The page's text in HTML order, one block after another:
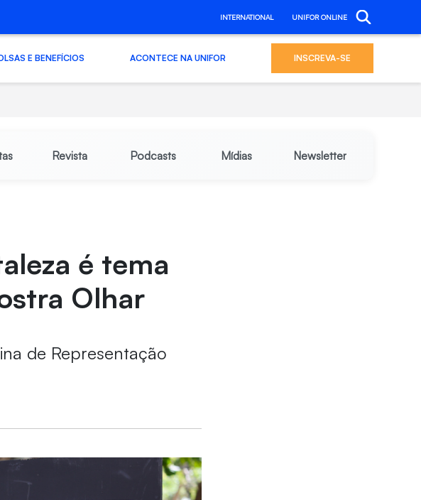
INTERNATIONAL UNIFOR ONLINE
E BENEFÍCIOS ACONTECE NA UNIFOR INSCREVA-SE
Revista Podcasts Mídias Newsletter
é tema
Olhar
de Representação